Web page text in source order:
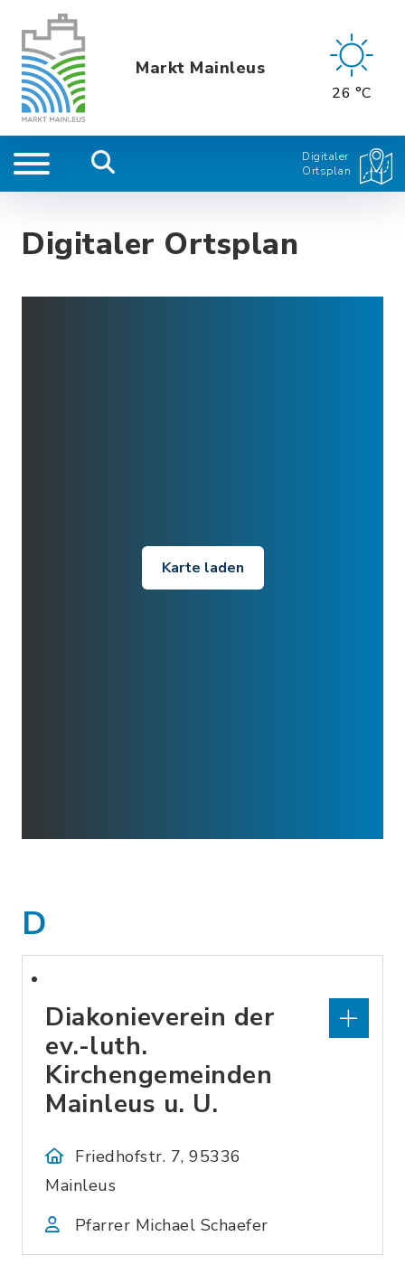
Markt Mainleus
26 °C
Digitaler
Ortsplan
Digitaler Ortsplan
Karte laden
D
Diakonieverein der
ev.-luth.
Kirchengemeinden
Mainleus u. U.
Friedhofstr. 7, 95336
Mainleus
Pfarrer Michael Schaefer